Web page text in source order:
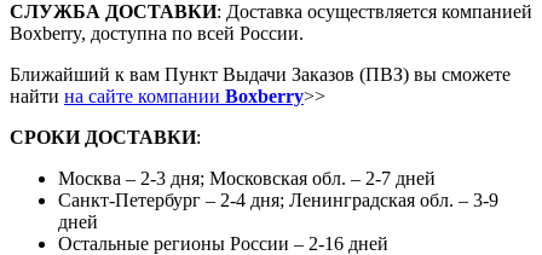
СЛУЖБА ДОСТАВКИ: Доставка осуществляется компанией
Boxberry, доступна по всей России.
Ближайший к вам Пункт Выдачи Заказов (ПВЗ) вы сможете
найти на сайте компании Boxberry>>
СРОКИ ДОСТАВКИ:
Москва – 2-3 дня; Московская обл. – 2-7 дней
Санкт-Петербург – 2-4 дня; Ленинградская обл. – 3-9
дней
Остальные регионы России – 2-16 дней